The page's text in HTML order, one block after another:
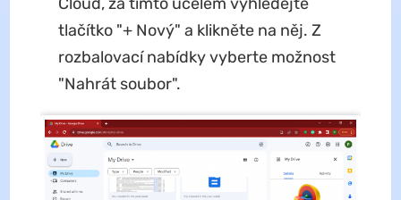
tlačítko "+ Nový" a klikněte na něj. Z
rozbalovací nabídky vyberte možnost
"Nahrát soubor".